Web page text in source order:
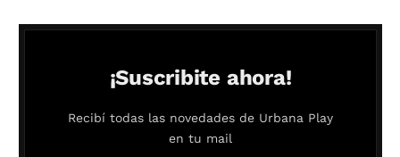
¡Suscribite ahora!
Recibí todas las novedades de Urbana Play
en tu mail